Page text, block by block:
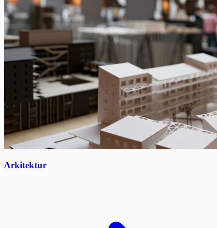
Arkitektur